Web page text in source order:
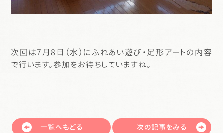
次回は7月8日（水）にふれあい遊び・足形アートの内容
で行います。参加をお待ちしていますね。
一覧へもどる 次の記事をみる